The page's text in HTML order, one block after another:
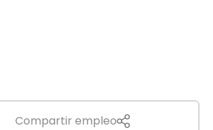
Compartir empleo